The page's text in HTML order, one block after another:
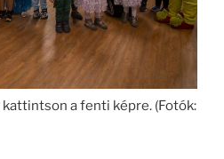
a fenti képre. (Fotók: